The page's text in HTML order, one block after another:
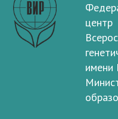
центр
имени